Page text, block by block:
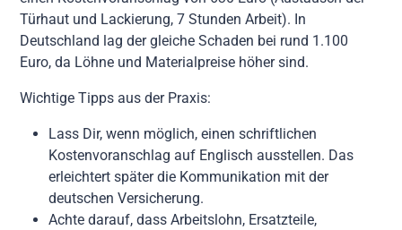
Türhaut und Lackierung, 7 Stunden Arbeit). In
Deutschland lag der gleiche Schaden bei rund 1.100
Euro, da Löhne und Materialpreise höher sind.
Wichtige Tipps aus der Praxis:
Lass Dir, wenn möglich, einen schriftlichen
Kostenvoranschlag auf Englisch ausstellen. Das
erleichtert später die Kommunikation mit der
deutschen Versicherung.
Achte darauf, dass Arbeitslohn, Ersatzteile,